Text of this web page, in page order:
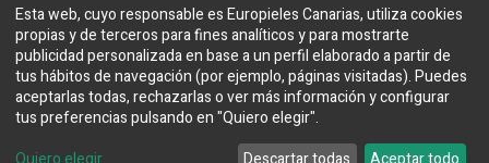
Aviso legal y política de privacidad
Copyright © EUROPIELES CANARIAS 2015 S.L.
Web desarrollada porBakata Solutions
Esta web, cuyo responsable es Europieles Canarias, utiliza cookies
propias y de terceros para fines analíticos y para mostrarte
publicidad personalizada en base a un perfil elaborado a partir de
tus hábitos de navegación (por ejemplo, páginas visitadas). Puedes
aceptarlas todas, rechazarlas o ver más información y configurar
tus preferencias pulsando en "Quiero elegir".